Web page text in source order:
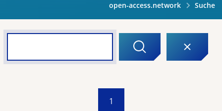
open-access.network Suche
1